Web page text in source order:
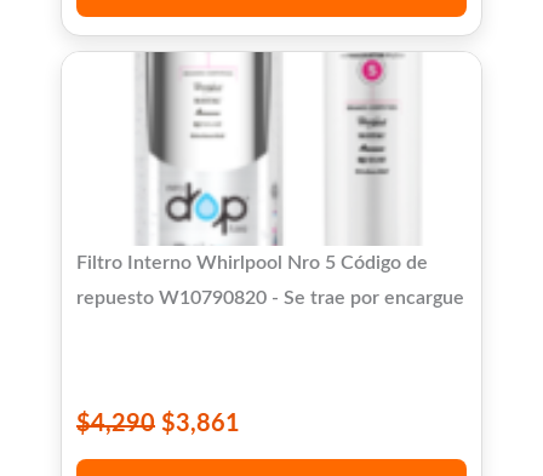
Filtro Interno Whirlpool Nro 5 Código de
repuesto W10790820 - Se trae por encargue
$4,290 $3,861